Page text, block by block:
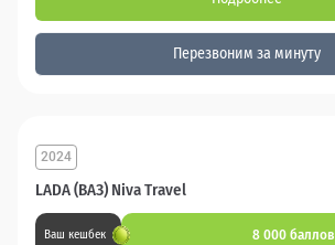
Перезвоним за минуту
LADA (ВАЗ) Niva Travel
2024
Ваш кешбек 8 000 баллов